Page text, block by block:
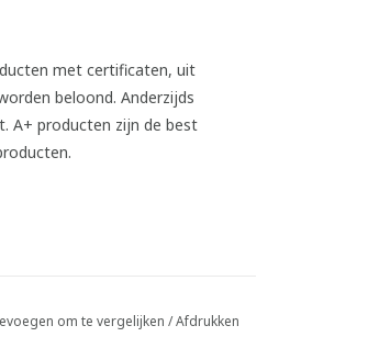
om te vergelijken /Afdrukken